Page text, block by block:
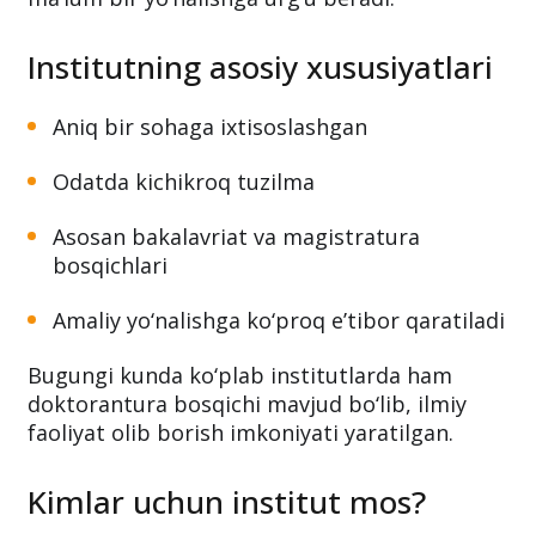
Institutning asosiy xususiyatlari
Aniq bir sohaga ixtisoslashgan
Odatda kichikroq tuzilma
Asosan bakalavriat va magistratura
bosqichlari
Amaliy yo‘nalishga ko‘proq e’tibor qaratiladi
Bugungi kunda ko‘plab institutlarda ham
doktorantura bosqichi mavjud bo‘lib, ilmiy
faoliyat olib borish imkoniyati yaratilgan.
Kimlar uchun institut mos?